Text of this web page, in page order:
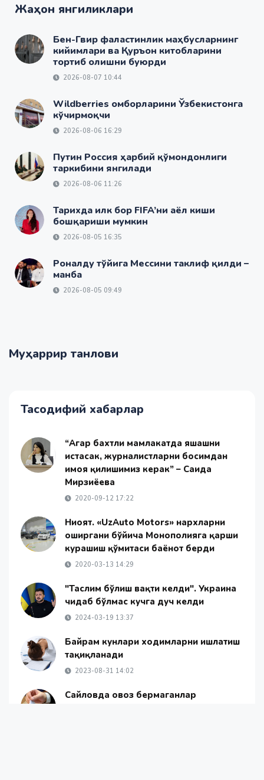
Жаҳон янгиликлари
Бен-Гвир фаластинлик маҳбусларнинг
кийимлари ва Қуръон китобларини
тортиб олишни буюрди
2026-08-07 10:44
Wildberries омборларини Ўзбекистонга
кўчирмоқчи
2026-08-06 16:29
Путин Россия ҳарбий қўмондонлиги
таркибини янгилади
2026-08-06 11:26
Тарихда илк бор FIFA’ни аёл киши
бошқариши мумкин
2026-08-05 16:35
Роналду тўйига Мессини таклиф қилди –
манба
2026-08-05 09:49
Муҳаррир танлови
Тасодифий хабарлар
“Агар бахтли мамлакатда яшашни
истасак, журналистларни босимдан
ҳимоя қилишимиз керак” – Саида
Мирзиёева
2020-09-12 17:22
Ниҳоят. «UzAuto Motors» нархларни
оширгани бўйича Монополияга қарши
курашиш қўмитаси баёнот берди
2020-03-13 14:29
"Таслим бўлиш вақти келди". Украина
чидаб бўлмас кучга дуч келди
2024-03-19 13:37
Байрам кунлари ходимларни ишлатиш
тақиқланади
2023-08-31 14:02
Сайловда овоз бермаганлар